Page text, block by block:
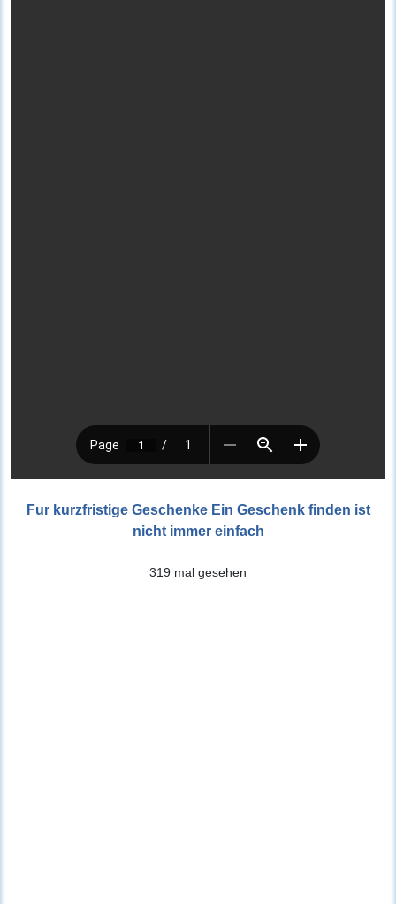
Fur kurzfristige Geschenke Ein Geschenk finden ist
nicht immer einfach
319 mal gesehen